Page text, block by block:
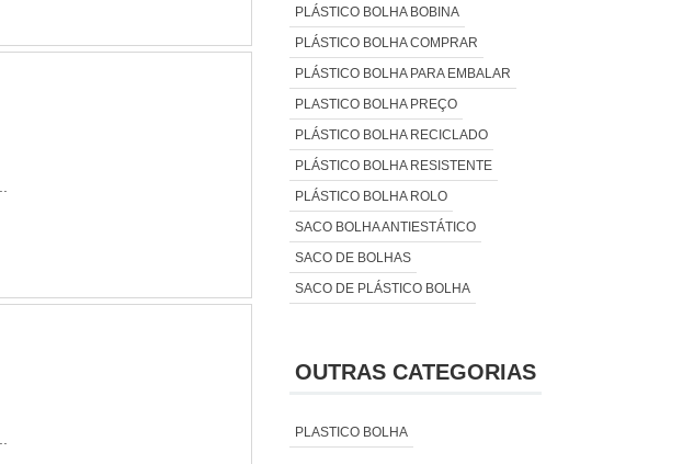
PLÁSTICO BOLHA BOBINA
PLÁSTICO BOLHA COMPRAR
PLÁSTICO BOLHA PARA EMBALAR
PLASTICO BOLHA PREÇO
PLÁSTICO BOLHA RECICLADO
PLÁSTICO BOLHA RESISTENTE
PLÁSTICO BOLHA ROLO
SACO BOLHA ANTIESTÁTICO
SACO DE BOLHAS
SACO DE PLÁSTICO BOLHA
OUTRAS CATEGORIAS
PLASTICO BOLHA